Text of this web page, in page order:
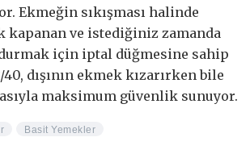
Ekmeğin sıkışması halinde
kapanan ve istediğiniz zamanda
için iptal düğmesine sahip
dışının ekmek kızarırken bile
maksimum güvenlik sunuyor.
Basit Yemekler